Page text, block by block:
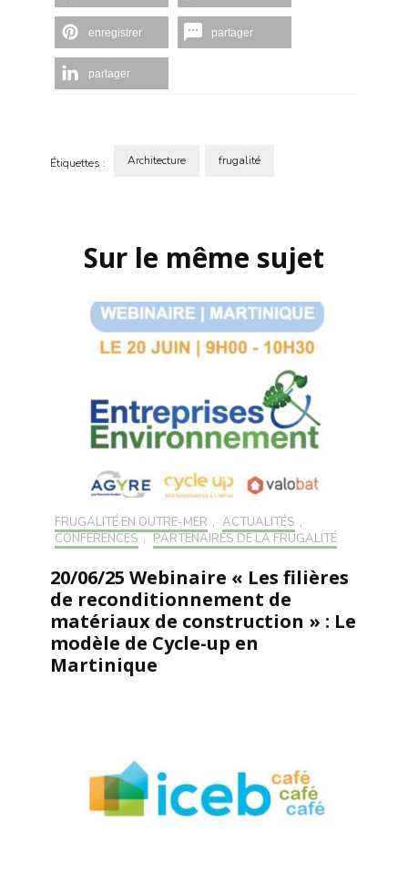
enregistrer partager
partager
Étiquettes : Architecture frugalité
Sur le même sujet
FRUGALITÉ EN OUTRE-MER , ACTUALITÉS ,
CONFÉRENCES , PARTENAIRES DE LA FRUGALITÉ
20/06/25 Webinaire « Les filières
de reconditionnement de
matériaux de construction » : Le
modèle de Cycle-up en
Martinique